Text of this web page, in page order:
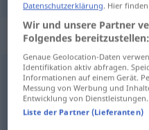
ordinateurmde latroisième
Computermder dritten
Datenschutzerklärung. Hier
Wir und unsere Partner
Folgendes bereitzustellen:
Genaue Geolocation-Daten
Identifikation aktiv abfragen.
Informationen auf einem Gerät.
Messung von Werbung und
Entwicklung von Dienstleistungen.
Liste der Partner (Lieferanten)